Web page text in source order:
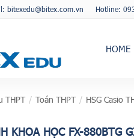
bitexedu@bitex.com.vn Hotline:
HOME
THPT / Toán THPT / HSG Casio
KHOA HỌC FX-880BTG